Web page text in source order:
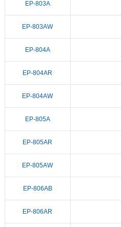
EP-803A
EP-803AW
EP-804A
EP-804AR
EP-804AW
EP-805A
EP-805AR
EP-805AW
EP-806AB
EP-806AR